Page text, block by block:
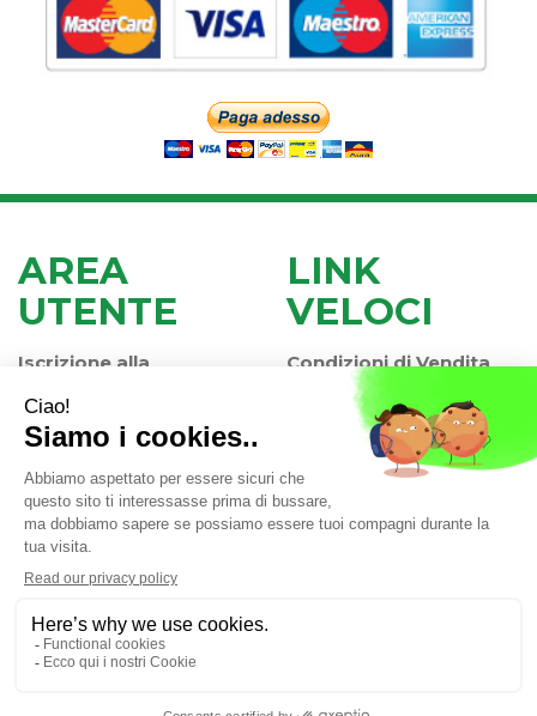
AREA
UTENTE
Iscrizione alla
Newsletter
Contatti
Informativa Privacy
LINK
VELOCI
Condizioni di Vendita
Modalità di Pagamento
Modalità di Spedizione
e Ritiro
Valli di Chioggia (VE)
info@farmaciaiaccheri.it
04025840275 | Numero R.E.A.: VE-358876